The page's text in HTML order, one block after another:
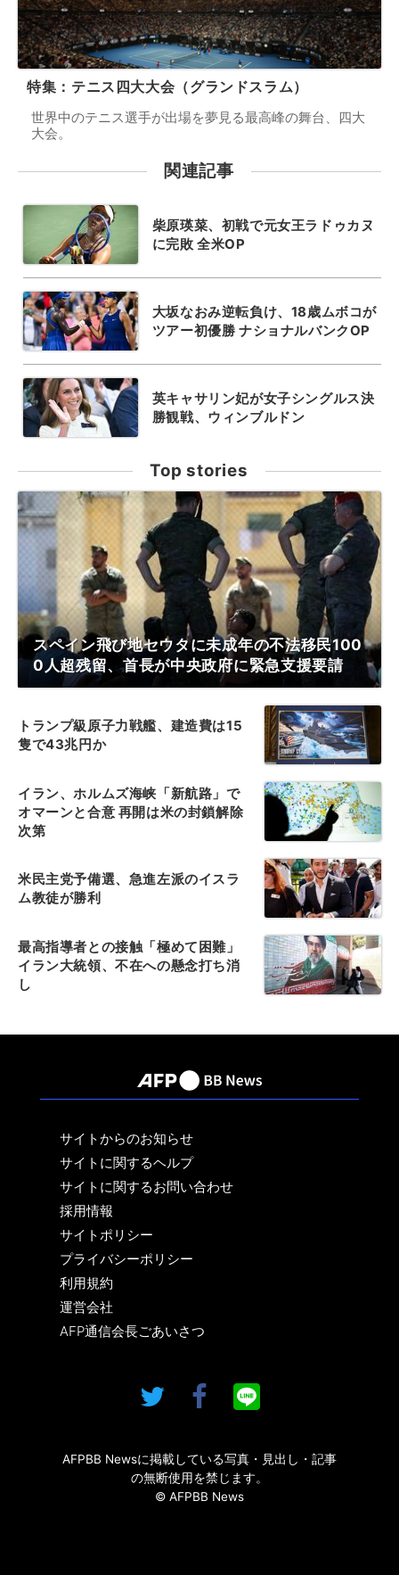
特集：テニス四大大会（グランドスラム）
世界中のテニス選手が出場を夢見る最高峰の舞台、四大
大会。
関連記事
柴原瑛菜、初戦で元女王ラドゥカヌ
に完敗 全米OP
大坂なおみ逆転負け、18歳ムボコが
ツアー初優勝 ナショナルバンクOP
英キャサリン妃が女子シングルス決
勝観戦、ウィンブルドン
Top stories
スペイン飛び地セウタに未成年の不法移民100
0人超残留、首長が中央政府に緊急支援要請
トランプ級原子力戦艦、建造費は15
隻で43兆円か
イラン、ホルムズ海峡「新航路」で
オマーンと合意 再開は米の封鎖解除
次第
米民主党予備選、急進左派のイスラ
ム教徒が勝利
最高指導者との接触「極めて困難」
イラン大統領、不在への懸念打ち消
し
サイトからのお知らせ
サイトに関するヘルプ
サイトに関するお問い合わせ
採用情報
サイトポリシー
プライバシーポリシー
利用規約
運営会社
AFP通信会長ごあいさつ
AFPBB Newsに掲載している写真・見出し・記事
の無断使用を禁じます。
© AFPBB News